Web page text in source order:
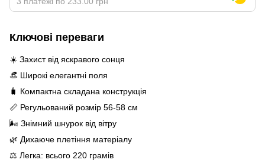
Ключові переваги
☀️ Захист від яскравого сонця
👒 Широкі елегантні поля
🧳 Компактна складана конструкція
📏 Регульований розмір 56-58 см
🌬️ Знімний шнурок від вітру
🌿 Дихаюче плетіння матеріалу
⚖️ Легка: всього 220 грамів